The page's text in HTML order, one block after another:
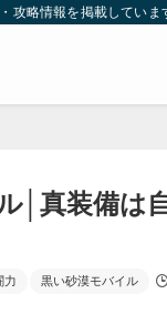
攻略情報を掲載していま
│真装備は
力 黒い砂漠モバイル